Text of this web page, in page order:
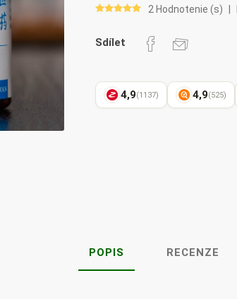
kapky
2 Hodnotenie (s)
Sdílet
4,9(1137) 4,9(525)
POPIS RECENZE